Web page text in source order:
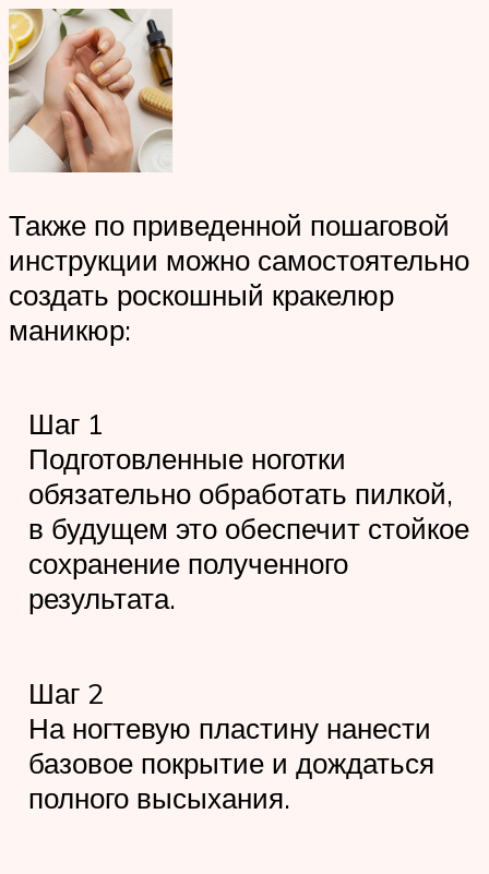
Также по приведенной пошаговой
инструкции можно самостоятельно
создать роскошный кракелюр
маникюр:
Шаг 1
Подготовленные ноготки
обязательно обработать пилкой,
в будущем это обеспечит стойкое
сохранение полученного
результата.
Шаг 2
На ногтевую пластину нанести
базовое покрытие и дождаться
полного высыхания.